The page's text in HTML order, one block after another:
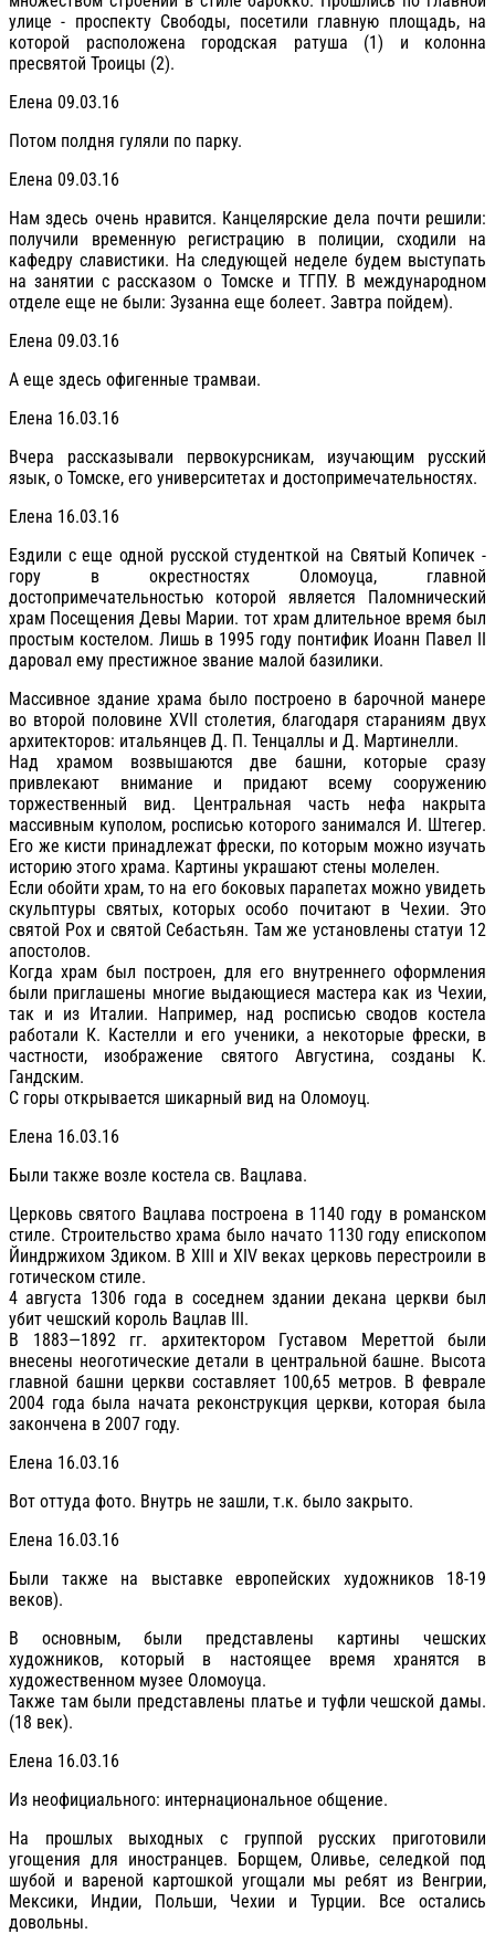
улице - проспекту Свободы, посетили главную площадь, на
которой расположена городская ратуша (1) и колонна
пресвятой Троицы (2).
Елена 09.03.16
Потом полдня гуляли по парку.
Елена 09.03.16
Нам здесь очень нравится. Канцелярские дела почти решили:
получили временную регистрацию в полиции, сходили на
кафедру славистики. На следующей неделе будем выступать
на занятии с рассказом о Томске и ТГПУ. В международном
отделе еще не были: Зузанна еще болеет. Завтра пойдем).
Елена 09.03.16
А еще здесь офигенные трамваи.
Елена 16.03.16
Вчера рассказывали первокурсникам, изучающим русский
язык, о Томске, его университетах и достопримечательностях.
Елена 16.03.16
Ездили с еще одной русской студенткой на Святый Копичек -
гору в окрестностях Оломоуца, главной
достопримечательностью которой является Паломнический
храм Посещения Девы Марии. тот храм длительное время был
простым костелом. Лишь в 1995 году понтифик Иоанн Павел II
даровал ему престижное звание малой базилики.
Массивное здание храма было построено в барочной манере
во второй половине XVII столетия, благодаря стараниям двух
архитекторов: итальянцев Д. П. Тенцаллы и Д. Мартинелли.
Над храмом возвышаются две башни, которые сразу
привлекают внимание и придают всему сооружению
торжественный вид. Центральная часть нефа накрыта
массивным куполом, росписью которого занимался И. Штегер.
Его же кисти принадлежат фрески, по которым можно изучать
историю этого храма. Картины украшают стены молелен.
Если обойти храм, то на его боковых парапетах можно увидеть
скульптуры святых, которых особо почитают в Чехии. Это
святой Рох и святой Себастьян. Там же установлены статуи 12
апостолов.
Когда храм был построен, для его внутреннего оформления
были приглашены многие выдающиеся мастера как из Чехии,
так и из Италии. Например, над росписью сводов костела
работали К. Кастелли и его ученики, а некоторые фрески, в
частности, изображение святого Августина, созданы К.
Гандским.
С горы открывается шикарный вид на Оломоуц.
Елена 16.03.16
Были также возле костела св. Вацлава.
Церковь святого Вацлава построена в 1140 году в романском
стиле. Строительство храма было начато 1130 году епископом
Йиндржихом Здиком. В XIII и XIV веках церковь перестроили в
готическом стиле.
4 августа 1306 года в соседнем здании декана церкви был
убит чешский король Вацлав III.
В 1883—1892 гг. архитектором Густавом Мереттой были
внесены неоготические детали в центральной башне. Высота
главной башни церкви составляет 100,65 метров. В феврале
2004 года была начата реконструкция церкви, которая была
закончена в 2007 году.
Елена 16.03.16
Вот оттуда фото. Внутрь не зашли, т.к. было закрыто.
Елена 16.03.16
Были также на выставке европейских художников 18-19
веков).
В основным, были представлены картины чешских
художников, который в настоящее время хранятся в
художественном музее Оломоуца.
Также там были представлены платье и туфли чешской дамы.
(18 век).
Елена 16.03.16
Из неофициального: интернациональное общение.
На прошлых выходных с группой русских приготовили
угощения для иностранцев. Борщем, Оливье, селедкой под
шубой и вареной картошкой угощали мы ребят из Венгрии,
Мексики, Индии, Польши, Чехии и Турции. Все остались
довольны.